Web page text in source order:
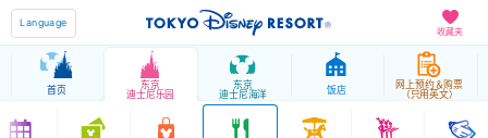
收藏夹
Language
首页 东京
迪士尼乐园
东京
迪士尼海洋 饭店 网上预约＆购票
（只用英文）